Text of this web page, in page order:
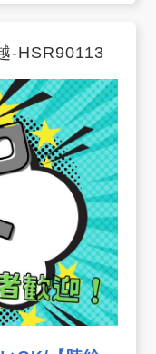
-HSR90113